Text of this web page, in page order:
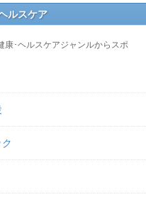
ルスケア
康･ヘルスケアジャンルからスポ